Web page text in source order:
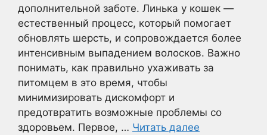
дополнительной заботе. Линька у кошек —
естественный процесс, который помогает
обновлять шерсть, и сопровождается более
интенсивным выпадением волосков. Важно
понимать, как правильно ухаживать за
питомцем в это время, чтобы
минимизировать дискомфорт и
предотвратить возможные проблемы со
здоровьем. Первое, … Читать далее